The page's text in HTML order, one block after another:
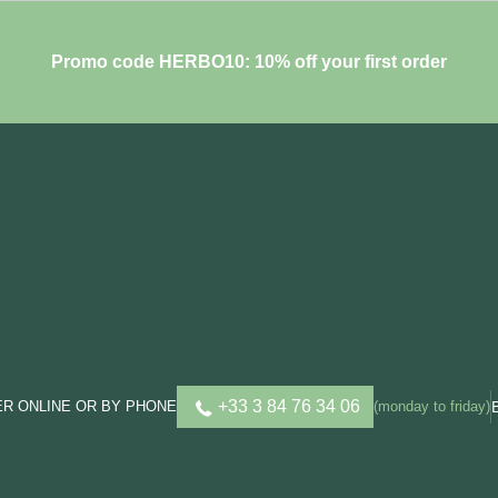
Promo code HERBO10: 10% off your first order
ONLINE OR BY PHONE +33 3 84 76 34 06 (monday to friday)